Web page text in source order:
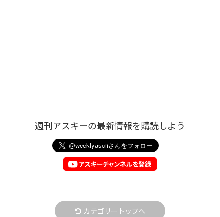
週刊アスキーの最新情報を購読しよう
カテゴリートップへ